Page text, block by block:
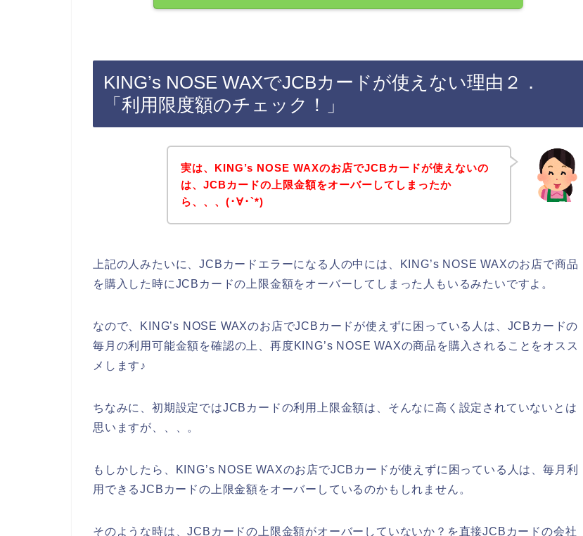
KING’s NOSE WAXでJCBカードが使えない理由２．
「利用限度額のチェック！」
実は、KING’s NOSE WAXのお店でJCBカードが使えないの
は、JCBカードの上限金額をオーバーしてしまったか
ら、、、(･∀･`*)
上記の人みたいに、JCBカードエラーになる人の中には、KING’s NOSE WAXのお店で商品
を購入した時にJCBカードの上限金額をオーバーしてしまった人もいるみたいですよ。
なので、KING’s NOSE WAXのお店でJCBカードが使えずに困っている人は、JCBカードの
毎月の利用可能金額を確認の上、再度KING’s NOSE WAXの商品を購入されることをオスス
メします♪
ちなみに、初期設定ではJCBカードの利用上限金額は、そんなに高く設定されていないとは
思いますが、、、。
もしかしたら、KING’s NOSE WAXのお店でJCBカードが使えずに困っている人は、毎月利
用できるJCBカードの上限金額をオーバーしているのかもしれません。
そのような時は、JCBカードの上限金額がオーバーしていないか？を直接JCBカードの会社